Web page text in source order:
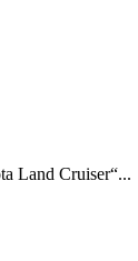
Land Cruiser“...